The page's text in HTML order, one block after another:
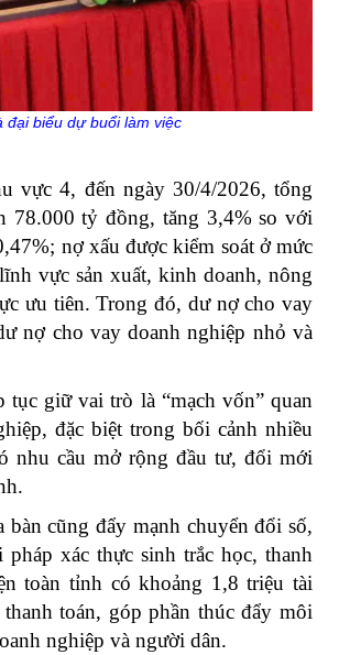
đại biểu dự buổi làm việc
vực 4, đến ngày 30/4/2026, tổng
78.000 tỷ đồng, tăng 3,4% so với
nợ xấu được kiểm soát ở mức
vực sản xuất, kinh doanh, nông
ưu tiên. Trong đó, dư nợ cho vay
nợ cho vay doanh nghiệp nhỏ và
tục giữ vai trò là “mạch vốn” quan
đặc biệt trong bối cảnh nhiều
nhu cầu mở rộng đầu tư, đổi mới
cũng đẩy mạnh chuyển đổi số,
xác thực sinh trắc học, thanh
toàn tỉnh có khoảng 1,8 triệu tài
toán, góp phần thúc đẩy môi
nghiệp và người dân.